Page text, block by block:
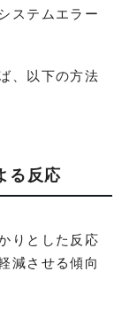
ステムエラー
、以下の方法
る反応
りとした反応
減させる傾向